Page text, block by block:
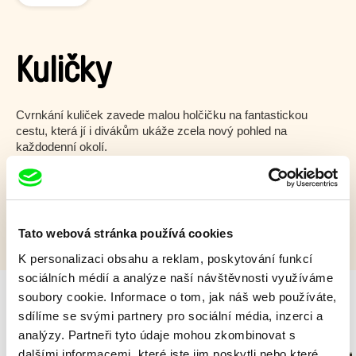
Tato webová stránka používá cookies
K personalizaci obsahu a reklam, poskytování funkcí
sociálních médií a analýze naší návštěvnosti využíváme
soubory cookie. Informace o tom, jak náš web používáte,
sdílíme se svými partnery pro sociální média, inzerci a
analýzy. Partneři tyto údaje mohou zkombinovat s
Kuličky
Cvrnkání kuliček zavede malou holčičku na fantastickou
cestu, která jí i divákům ukáže zcela nový pohled na
každodenní okolí.
Zobrazit více
Milý tati - speciál